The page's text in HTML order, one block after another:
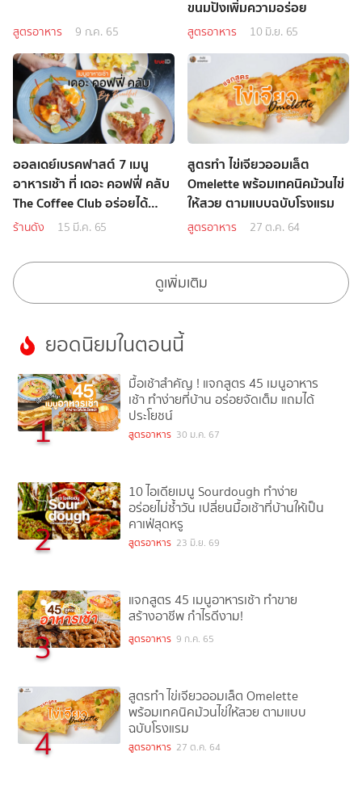
สูตรอาหาร 9 ก.ค. 65
ขนมปังเพิ่มความอร่อย
สูตรอาหาร 10 มิ.ย. 65
ออลเดย์เบรคฟาสต์ 7 เมนู
อาหารเช้า ที่ เดอะ คอฟฟี่ คลับ
The Coffee Club อร่อยได้
ตลอดวัน
ร้านดัง 15 มี.ค. 65
สูตรทำ ไข่เจียวออมเล็ต
Omelette พร้อมเทคนิคม้วนไข่
ให้สวย ตามแบบฉบับโรงแรม
สูตรอาหาร 27 ต.ค. 64
ดูเพิ่มเติม
ยอดนิยมในตอนนี้
1
มื้อเช้าสำคัญ ! แจกสูตร 45 เมนูอาหาร
เช้า ทำง่ายที่บ้าน อร่อยจัดเต็ม แถมได้
ประโยชน์
สูตรอาหาร 30 ม.ค. 67
2
10 ไอเดียเมนู Sourdough ทำง่าย
อร่อยไม่ซ้ำวัน เปลี่ยนมื้อเช้าที่บ้านให้เป็น
คาเฟ่สุดหรู
สูตรอาหาร 23 มิ.ย. 69
3
แจกสูตร 45 เมนูอาหารเช้า ทำขาย
สร้างอาชีพ กำไรดีงาม!
สูตรอาหาร 9 ก.ค. 65
4
สูตรทำ ไข่เจียวออมเล็ต Omelette
พร้อมเทคนิคม้วนไข่ให้สวย ตามแบบ
ฉบับโรงแรม
สูตรอาหาร 27 ต.ค. 64